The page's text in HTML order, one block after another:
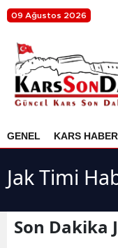
09 Ağustos 2026
GENEL KARS
Jak Timi
Son Dakika